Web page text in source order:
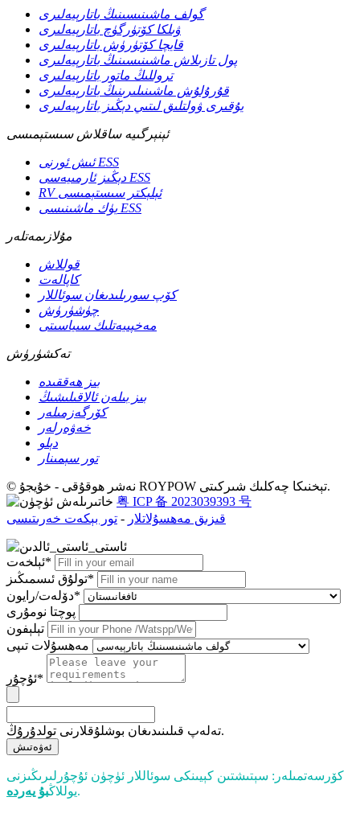
گولف ماشىنىسىنىڭ باتارېيەلىرى
ۋىلكا كۆتۈرگۈچ باتارېيەلىرى
قايچا كۆتۈرۈش باتارېيەلىرى
پول تازىلاش ماشىنىسىنىڭ باتارېيەلىرى
تروللىڭ ماتور باتارېيەلىرى
قۇرۇلۇش ماشىنىلىرىنىڭ باتارېيەلىرى
يۇقىرى ۋولتلىق لىتىي دېڭىز باتارېيەلىرى
ئېنېرگىيە ساقلاش سىستېمىسى
ئىش ئورنى ESS
دېڭىز ئارمىيەسى ESS
RV ئېلېكتر سىستېمىسى
يۈك ماشىنىسى ESS
مۇلازىمەتلەر
قوللاش
كاپالەت
كۆپ سورىلىدىغان سوئاللار
چۈشۈرۈش
مەخپىيەتلىك سىياسىتى
تەكشۈرۈش
بىز ھەققىدە
بىز بىلەن ئالاقىلىشىڭ
كۆرگەزمىلەر
خەۋەرلەر
دېلو
تور سېمىنار
© نەشر ھوقۇقى - خۇيجۇ ROYPOW تېخنىكا چەكلىك شىركىتى.
粤 ICP 备 2023039393 号
قىزىق مەھسۇلاتلار - تور بېكەت خەرىتىسى
ئېلخەت*
تولۇق ئىسمىڭىز*
دۆلەت/رايون*
پوچتا نومۇرى
تېلېفون
مەھسۇلات تىپى
ئۇچۇر*
تەلەپ قىلىنىدىغان بوشلۇقلارنى تولدۇرۇڭ.
ئەۋەتىش
كۆرسەتمىلەر: سېتىشتىن كېيىنكى سوئاللار ئۈچۈن ئۇچۇرلىرىڭىزنى
يوللاڭبۇ يەردە .